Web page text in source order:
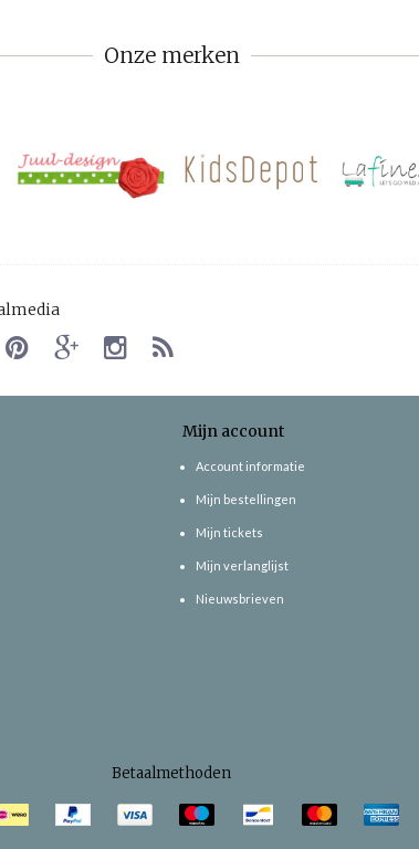
Onze merken
Mijn account
Account informatie
Mijn bestellingen
Mijn tickets
Mijn verlanglijst
Nieuwsbrieven
Betaalmethoden